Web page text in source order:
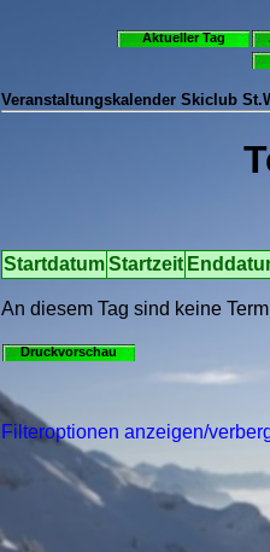
Aktueller Tag
Veranstaltungskalender Skiclub
StartdatumStartzeit
An diesem Tag sind keine
Druckvorschau
Filteroptionen anzeigen/